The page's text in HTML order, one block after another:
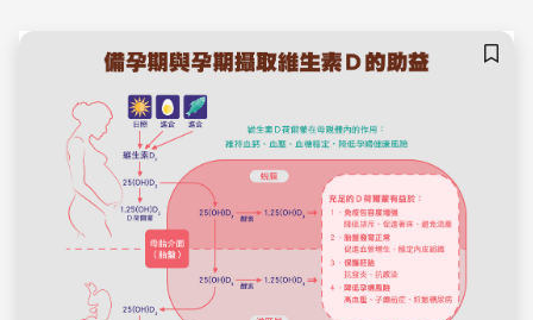
兒成長，副食品會逐漸成為主食，而母乳或類似的飲品則變
國家都採行這個原則，我國國健署的建議也是如此
儲存